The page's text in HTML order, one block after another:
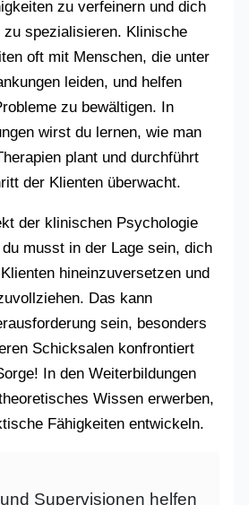
zu verfeinern und dich
zu spezialisieren. Klinische
oft mit Menschen, die unter
leiden, und helfen
zu bewältigen. In
wirst du lernen, wie man
plant und durchführt
der Klienten überwacht.
der klinischen Psychologie
musst in der Lage sein, dich
hineinzuversetzen und
Das kann
sein, besonders
Schicksalen konfrontiert
In den Weiterbildungen
Wissen erwerben,
Fähigkeiten entwickeln.
Supervisionen helfen